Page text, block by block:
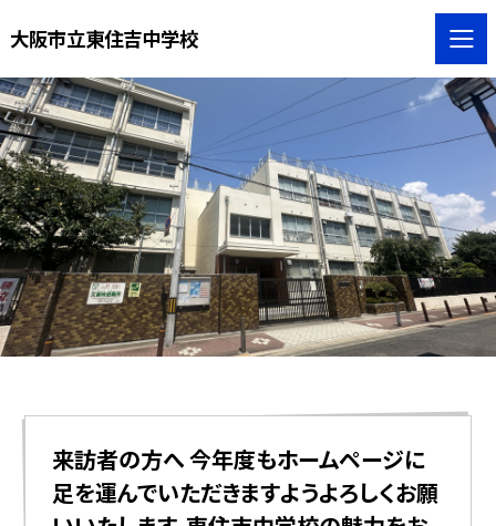
大阪市立東住吉中学校
来訪者の方へ 今年度もホームページに
足を運んでいただきますようよろしくお願